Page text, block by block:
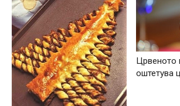
Црвеното
оштетува